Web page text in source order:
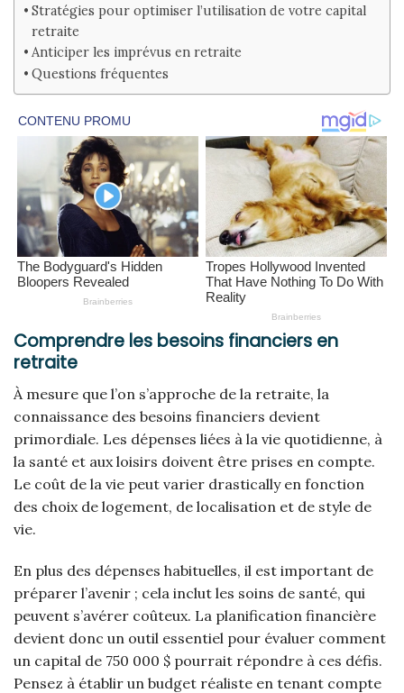
Stratégies pour optimiser l’utilisation de votre capital
retraite
Anticiper les imprévus en retraite
Questions fréquentes
Comprendre les besoins financiers en
retraite
À mesure que l’on s’approche de la retraite, la
connaissance des besoins financiers devient
primordiale. Les dépenses liées à la vie quotidienne, à
la santé et aux loisirs doivent être prises en compte.
Le coût de la vie peut varier drastically en fonction
des choix de logement, de localisation et de style de
vie.
En plus des dépenses habituelles, il est important de
préparer l’avenir ; cela inclut les soins de santé, qui
peuvent s’avérer coûteux. La planification financière
devient donc un outil essentiel pour évaluer comment
un capital de 750 000 $ pourrait répondre à ces défis.
Pensez à établir un budget réaliste en tenant compte